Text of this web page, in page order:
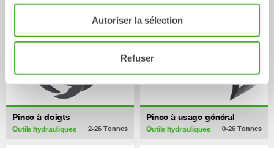
Autoriser la sélection
Refuser
Pince à doigts
Outils hydrauliques 2-26 Tonnes
Pince à usage général
Outils hydrauliques 0-26 Tonnes